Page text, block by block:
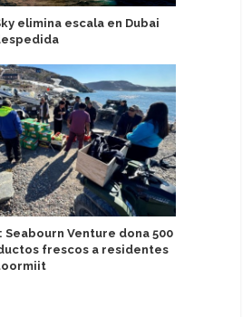
elimina escala en Dubai
Seabourn Venture dona 500
frescos a residentes